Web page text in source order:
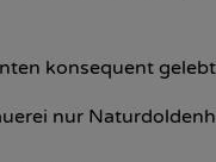
konsequent
nur